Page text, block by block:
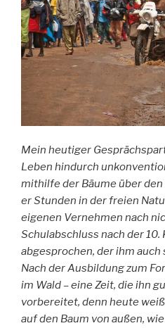
Mein heutiger
Leben hindurch
mithilfe der Bäume über
er Stunden in der freien
eigenen Vernehmen nach
Schulabschluss nach der
abgesprochen, der ihm
Nach der Ausbildung zum
im Wald – eine Zeit, die ihn
vorbereitet, denn heute
auf den Baum von außen,